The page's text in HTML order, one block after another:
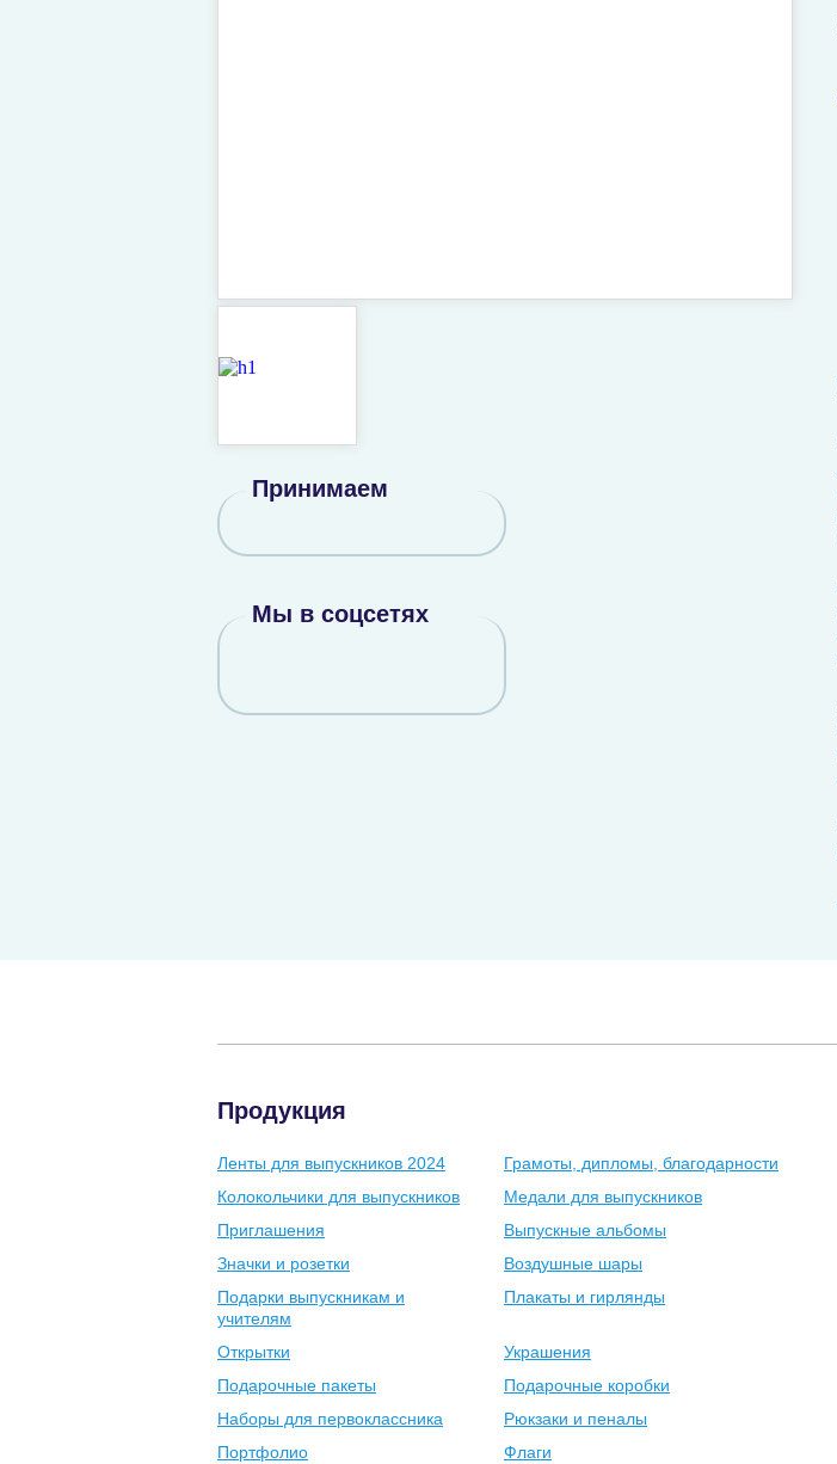
Принимаем
Мы в соцсетях
Продукция
Ленты для выпускников 2024
Грамоты, дипломы, благодарности
Колокольчики для выпускников
Медали для выпускников
Приглашения
Выпускные альбомы
Значки и розетки
Воздушные шары
Подарки выпускникам и
учителям
Плакаты и гирлянды
Открытки
Украшения
Подарочные пакеты
Подарочные коробки
Наборы для первоклассника
Рюкзаки и пеналы
Портфолио
Флаги